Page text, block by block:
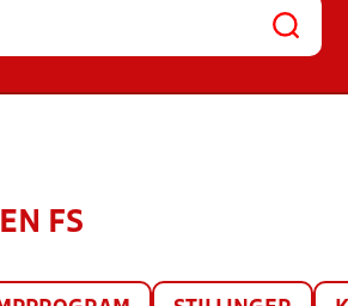
FS